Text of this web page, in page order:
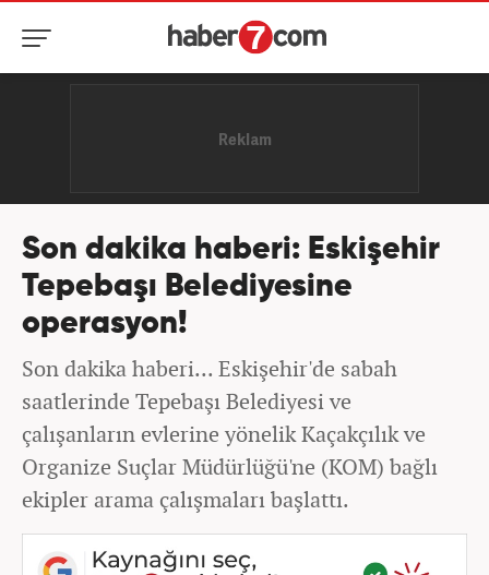
Son dakika haberi: Eskişehir
Tepebaşı Belediyesine
operasyon!
Son dakika haberi... Eskişehir'de sabah
saatlerinde Tepebaşı Belediyesi ve
çalışanların evlerine yönelik Kaçakçılık ve
Organize Suçlar Müdürlüğü'ne (KOM) bağlı
ekipler arama çalışmaları başlattı.